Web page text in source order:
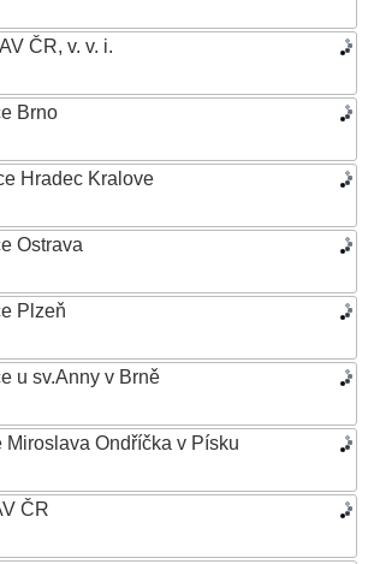
ČR, v. v. i.
Brno
Hradec Kralove
Ostrava
Plzeň
u sv.Anny v Brně
Miroslava Ondříčka v Písku
ČR